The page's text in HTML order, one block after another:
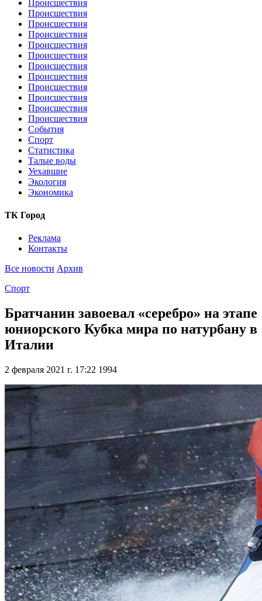
Происшествия
Происшествия
Происшествия
Происшествия
Происшествия
Происшествия
Происшествия
Происшествия
Происшествия
Происшествия
Происшествия
Происшествия
События
Спорт
Статистика
Талые воды
Уехавшие
Экология
Экономика
ТК Город
Реклама
Контакты
Все новости Архив
Спорт
Братчанин завоевал «серебро» на этапе
юниорского Кубка мира по натурбану в
Италии
2 февраля 2021 г. 17:22 1994